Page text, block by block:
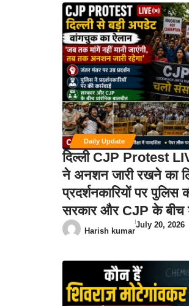
Daily Update
दिल्ली CJP Protest
ने अनशन जारी रखने का
प्रदर्शनकारियों पर पुलिस
सरकार और CJP के बीच
Harish kumar
July 20, 2026